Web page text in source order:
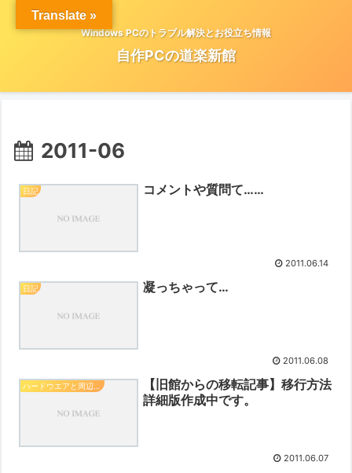
Windows PCのトラブル解決とお役立ち情報
自作PCの道楽新館
2011-06
日記 コメントや質問て……
2011.06.14
日記 凝っちゃって…
2011.06.08
【旧館からの移転記事】移行方法
詳細版作成中です。
2011.06.07
Translate »